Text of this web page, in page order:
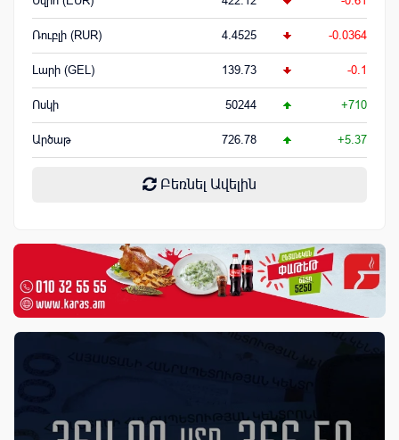
Ռուբլի (RUR) 4.4525 -0.0364
Լարի (GEL) 139.73 -0.1
Ոսկի 50244 +710
Արծաթ 726.78 +5.37
Բեռնել Ավելին